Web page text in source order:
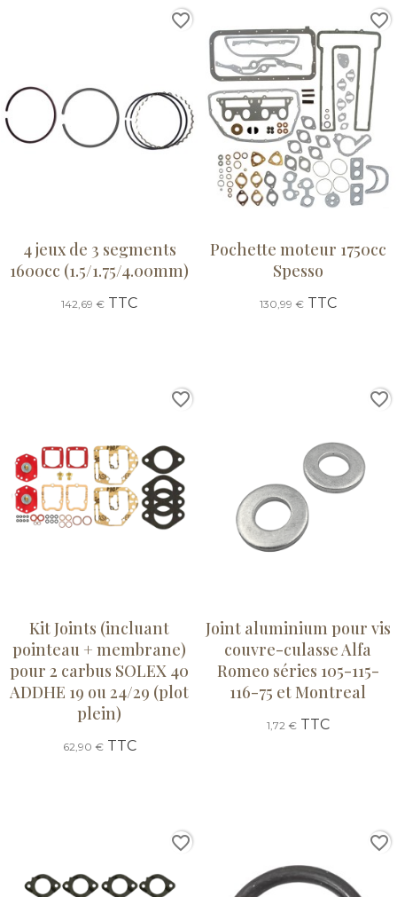
4 jeux de 3 segments
1600cc (1.5/1.75/4.00mm)
142,69 € TTC
favorite_border
Pochette moteur 1750cc
Spesso
130,99 €TTC
favorite_border
Kit Joints (incluant
pointeau + membrane)
pour 2 carbus SOLEX 40
ADDHE 19 ou 24/29 (plot
plein)
62,90 €TTC
favorite_border
Joint aluminium pour vis
couvre-culasse Alfa
Romeo séries 105-115-
116-75 et Montreal
1,72 €TTC
favorite_border
favorite_border favorite_border